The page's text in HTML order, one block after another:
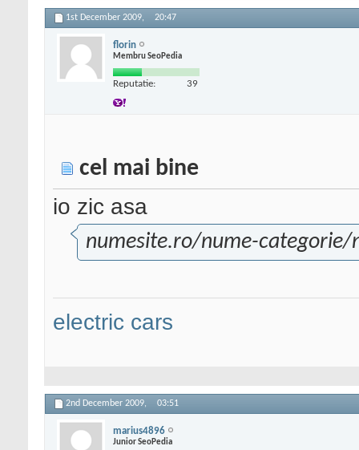
1st December 2009, 20:47
florin
Membru SeoPedia
Reputatie: 39
cel mai bine
io zic asa
numesite.ro/nume-categorie/
electric cars
2nd December 2009, 03:51
marius4896
Junior SeoPedia